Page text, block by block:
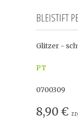
BLEISTIFT
Glitzer -
PT
0700309
8,90 €